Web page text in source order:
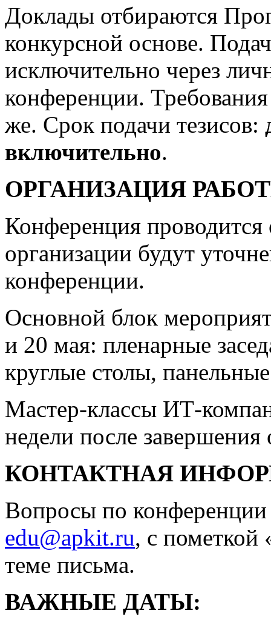
Доклады отбираются
конкурсной основе.
исключительно через
конференции.
же. Срок подачи тезисов:
включительно.
ОРГАНИЗАЦИЯ
Конференция
организации будут
конференции.
Основной блок
и 20 мая: пленарные
круглые столы,
Мастер-классы ИТ-
недели после
КОНТАКТНАЯ
Вопросы по конференции
edu@apkit.ru, с пометкой
теме письма.
ВАЖНЫЕ ДАТЫ: